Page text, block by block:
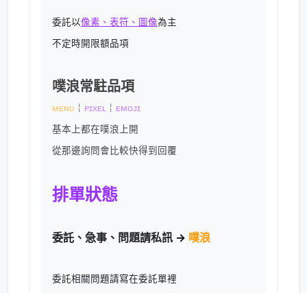
委託以像素、表符、圖像為主
不定時開限額品項
噗浪常駐品項
ᴍᴇɴᴜ ￤ ᴘɪxᴇʟ ￤ ᴇᴍᴏᴊɪ
基本上都在噗浪上開
從那邊詢問會比較快得到回覆
排單狀態
委託、急事、問題請私訊 → 噗浪
委託相關問題請寫在委託單裡